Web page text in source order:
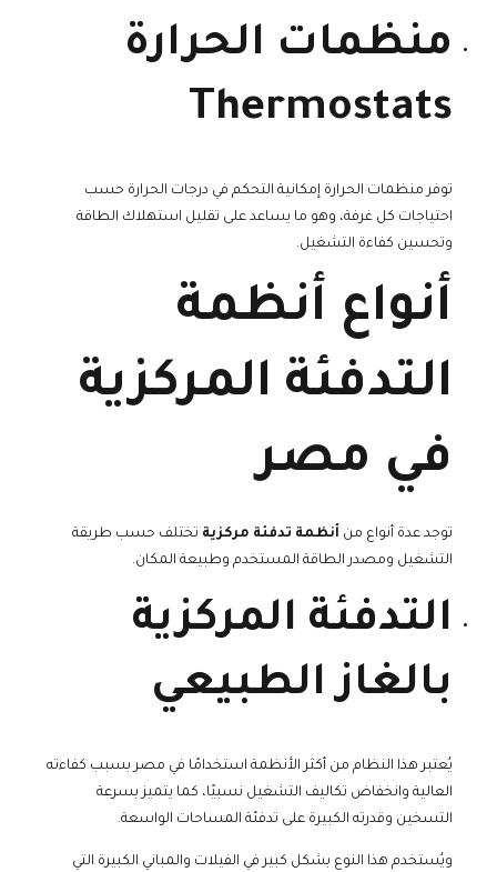
منظمات الحرارة
Thermostats
توفر منظمات الحرارة إمكانية التحكم في درجات الحرارة حسب
احتياجات كل غرفة، وهو ما يساعد على تقليل استهلاك الطاقة
وتحسين كفاءة التشغيل.
أنواع أنظمة
التدفئة المركزية
في مصر
توجد عدة أنواع من أنظمة تدفئة مركزية تختلف حسب طريقة
التشغيل ومصدر الطاقة المستخدم وطبيعة المكان.
التدفئة المركزية
بالغاز الطبيعي
يُعتبر هذا النظام من أكثر الأنظمة استخدامًا في مصر بسبب كفاءته
العالية وانخفاض تكاليف التشغيل نسبيًا، كما يتميز بسرعة
التسخين وقدرته الكبيرة على تدفئة المساحات الواسعة.
ويُستخدم هذا النوع بشكل كبير في الفيلات والمباني الكبيرة التي